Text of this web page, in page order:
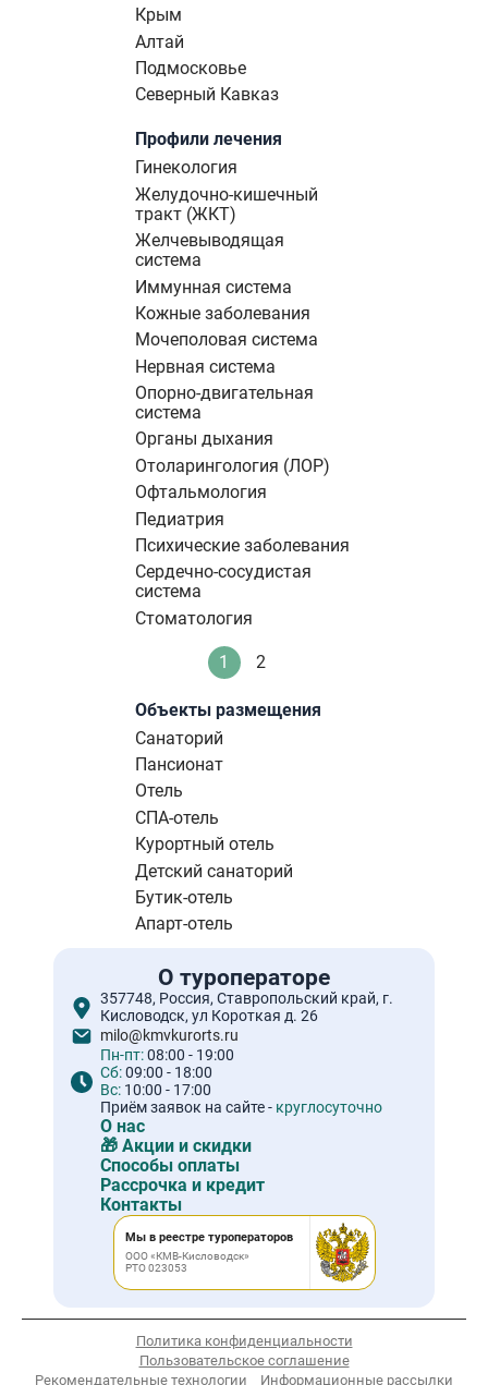
Крым
Алтай
Подмосковье
Северный Кавказ
Профили лечения
Гинекология
Желудочно-кишечный
тракт (ЖКТ)
Желчевыводящая
система
Иммунная система
Кожные заболевания
Мочеполовая система
Нервная система
Опорно-двигательная
система
Органы дыхания
Отоларингология (ЛОР)
Офтальмология
Педиатрия
Психические заболевания
Сердечно-сосудистая
система
Стоматология
Нумерация
страниц Текущая
1 Стандартное
2
Объекты размещения
Санаторий
Пансионат
Отель
СПА-отель
Курортный отель
Детский санаторий
Бутик-отель
Апарт-отель
О туроператоре
357748, Россия, Ставропольский край, г.
Кисловодск, ул Короткая д. 26
milo@kmvkurorts.ru
Пн-пт:08:00 - 19:00
Сб:09:00 - 18:00
Вс: 10:00 - 17:00
Приём заявок на сайте - круглосуточно
О нас
🎁 Акции и скидки
Способы оплаты
Рассрочка и кредит
Контакты
Мы в реестре туроператоров
ООО «КМВ-Кисловодск»
РТО 023053
Политика конфиденциальности
Пользовательское соглашение
Рекомендательные технологии
Информационные рассылки